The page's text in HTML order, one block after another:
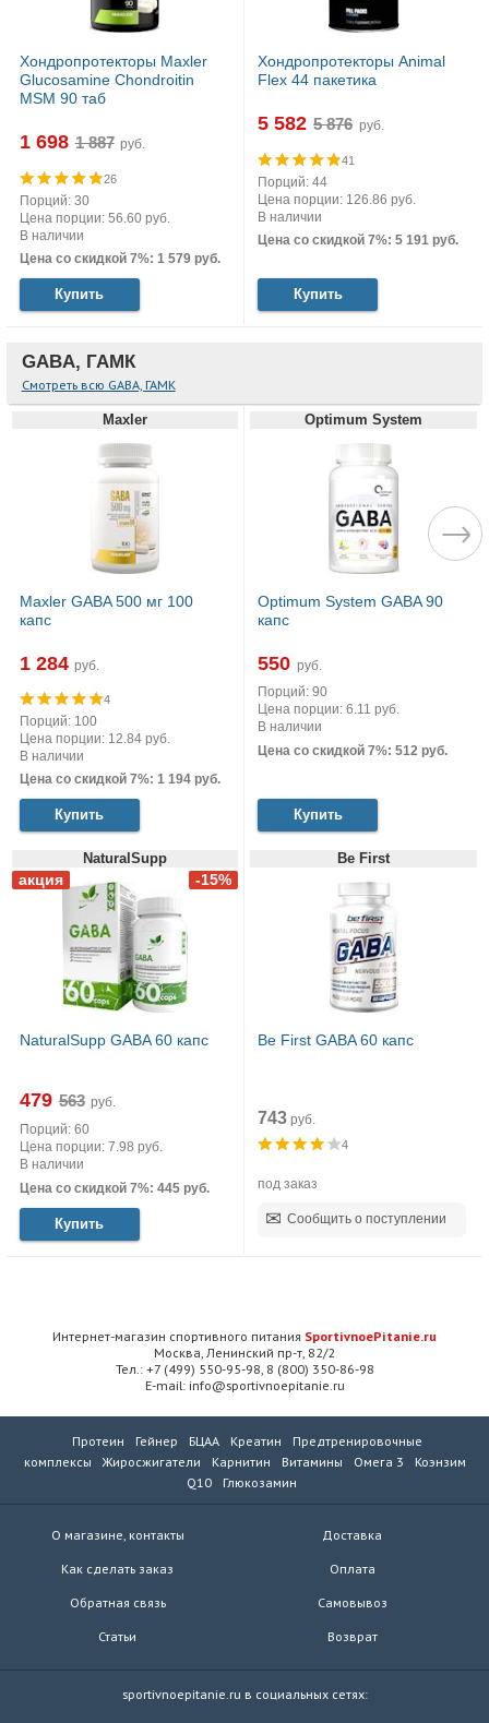
Хондропротекторы Maxler
Glucosamine Chondroitin
MSM 90 таб
1 698 руб.
26
Порций: 30
Цена порции: 56.60 руб.
В наличии
Цена со скидкой 7%: 1 579 руб.
Купить
Хондропротекторы Animal
Flex 44 пакетика
5 582 руб.
41
Порций: 44
Цена порции: 126.86 руб.
В наличии
Цена со скидкой 7%: 5 191 руб.
Купить
GABA, ГАМК
Смотреть всю GABA, ГАМК
Maxler
Maxler GABA 500 мг 100
капс
1 284 руб.
4
Порций: 100
Цена порции: 12.84 руб.
В наличии
Цена со скидкой 7%: 1 194 руб.
Купить
Optimum System
Optimum System GABA 90
капс
550 руб.
Порций: 90
Цена порции: 6.11 руб.
В наличии
Цена со скидкой 7%: 512 руб.
Купить
NaturalSupp
NaturalSupp GABA 60 капс
479
руб.
Порций: 60
Цена порции: 7.98 руб.
В наличии
Цена со скидкой 7%: 445 руб.
Купить
Be First
Be First GABA 60 капс
743 руб.
4
под заказ
Сообщить о поступлении
Интернет-магазин спортивного питания SportivnoePitanie.ru
Москва, Ленинский пр-т, 82/2
Тел.: +7 (499) 550-95-98, 8 (800) 350-86-98
E-mail: info@sportivnoepitanie.ru
Протеин Гейнер БЦАА Креатин
Предтренировочные
комплексы
Жиросжигатели Карнитин Витамины Омега 3
Коэнзим
Q10
Глюкозамин
О магазине, контакты
Как сделать заказ
Обратная связь
Статьи
Доставка
Оплата
Самовывоз
Возврат
sportivnoepitanie.ru в социальных сетях: